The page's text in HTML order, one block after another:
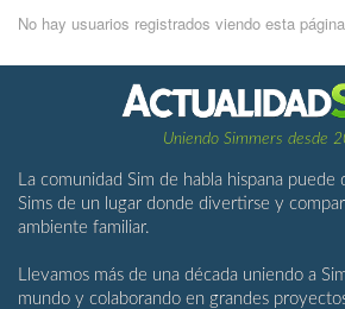
No hay usuarios registrados viendo esta
Uniendo Simmers desde
La comunidad Sim de habla hispana
Sims de un lugar donde divertirse y
ambiente familiar.
Llevamos más de una década uniendo a
mundo y colaborando en grandes